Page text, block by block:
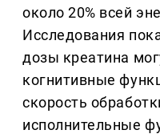
около 20% всей
Исследования
дозы креатина
когнитивные
скорость
исполнительные